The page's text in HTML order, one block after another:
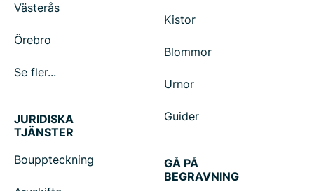
Västerås
Örebro
Se fler...
Kistor
Blommor
Urnor
Guider
JURIDISKA
TJÄNSTER
Bouppteckning
GÅ PÅ
BEGRAVNING